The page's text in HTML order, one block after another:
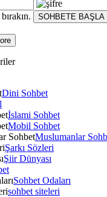
SOHBETE BAŞLA
Dini Sohbet
İslami Sohbet
Mobil Sohbet
Muslumanlar
Şarkı Sözleri
Şiir Dünyası
Sohbet Odaları
sohbet siteleri